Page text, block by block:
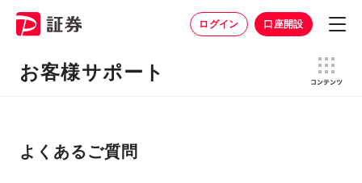
ログイン 口座開設
お客様サポート
よくあるご質問